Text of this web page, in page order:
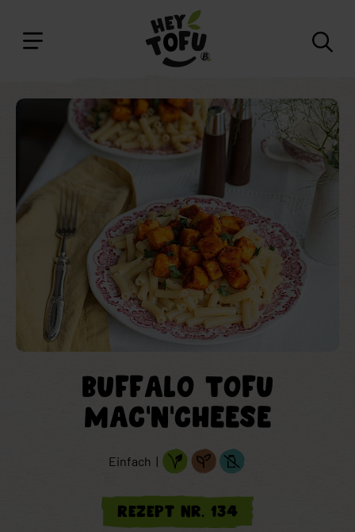
BUFFALO TOFU
MAC’N’CHEESE
Einfach |
Rezept Nr. 134